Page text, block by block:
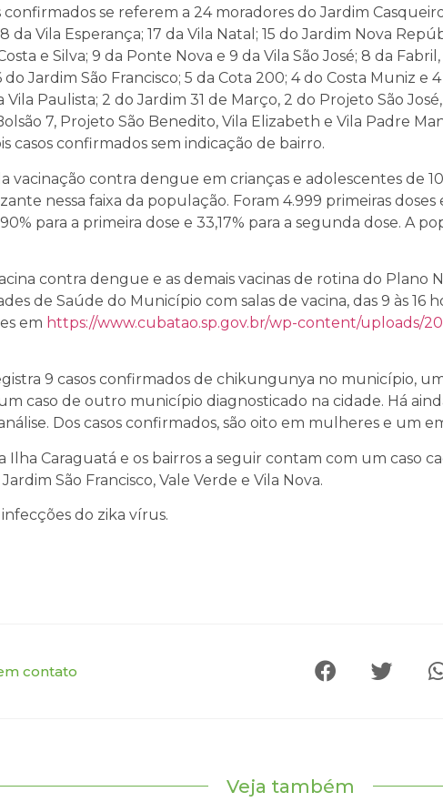
confirmados se referem a 24 moradores do Jardim
da Vila Esperança; 17 da Vila Natal; 15 do Jardim Nova
e Silva; 9 da Ponte Nova e 9 da Vila São José; 8 da
Jardim São Francisco; 5 da Cota 200; 4 do Costa Muniz e
Paulista; 2 do Jardim 31 de Março, 2 do Projeto São
7, Projeto São Benedito, Vila Elizabeth e Vila Padre
casos confirmados sem indicação de bairro.
vacinação contra dengue em crianças e adolescentes de
nessa faixa da população. Foram 4.999 primeiras doses
para a primeira dose e 33,17% para a segunda dose. A
contra dengue e as demais vacinas de rotina do Plano
de Saúde do Município com salas de vacina, das 9 às 16
em https://www.cubatao.sp.gov.br/wp-content/uploads/
9 casos confirmados de chikungunya no município,
caso de outro município diagnosticado na cidade. Há
Dos casos confirmados, são oito em mulheres e um
Ilha Caraguatá e os bairros a seguir contam com um caso
São Francisco, Vale Verde e Vila Nova.
do zika vírus.
contato
Veja também